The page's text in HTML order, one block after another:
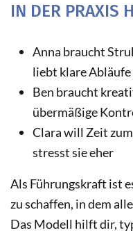
IN DER PRAXIS
Anna braucht
liebt klare Abläufe
Ben braucht
übermäßige
Clara will Zeit
stresst sie eher
Als Führungskraft ist
zu schaffen, in dem
Das Modell hilft dir,